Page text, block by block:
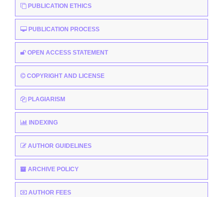
PUBLICATION ETHICS
PUBLICATION PROCESS
OPEN ACCESS STATEMENT
COPYRIGHT AND LICENSE
PLAGIARISM
INDEXING
AUTHOR GUIDELINES
ARCHIVE POLICY
AUTHOR FEES